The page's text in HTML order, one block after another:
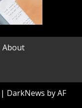
About
| DarkNews by AF